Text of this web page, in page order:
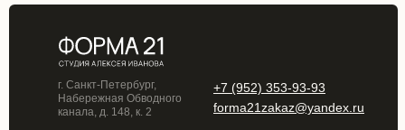
+7 (952) 353-93-93
forma21zakaz@yandex.ru
г. Санкт-Петербург,
Набережная Обводного
канала, д. 148, к. 2